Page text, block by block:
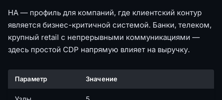
HA — профиль для компаний, где клиентский контур
является бизнес-критичной системой. Банки, телеком,
крупный retail с непрерывными коммуникациями —
здесь простой CDP напрямую влияет на выручку.
Параметр Значение